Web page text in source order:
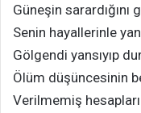
Güneşin
Senin hayallerinle
Gölgendi yansıyıp
Ölüm düşüncesinin
Verilmemiş